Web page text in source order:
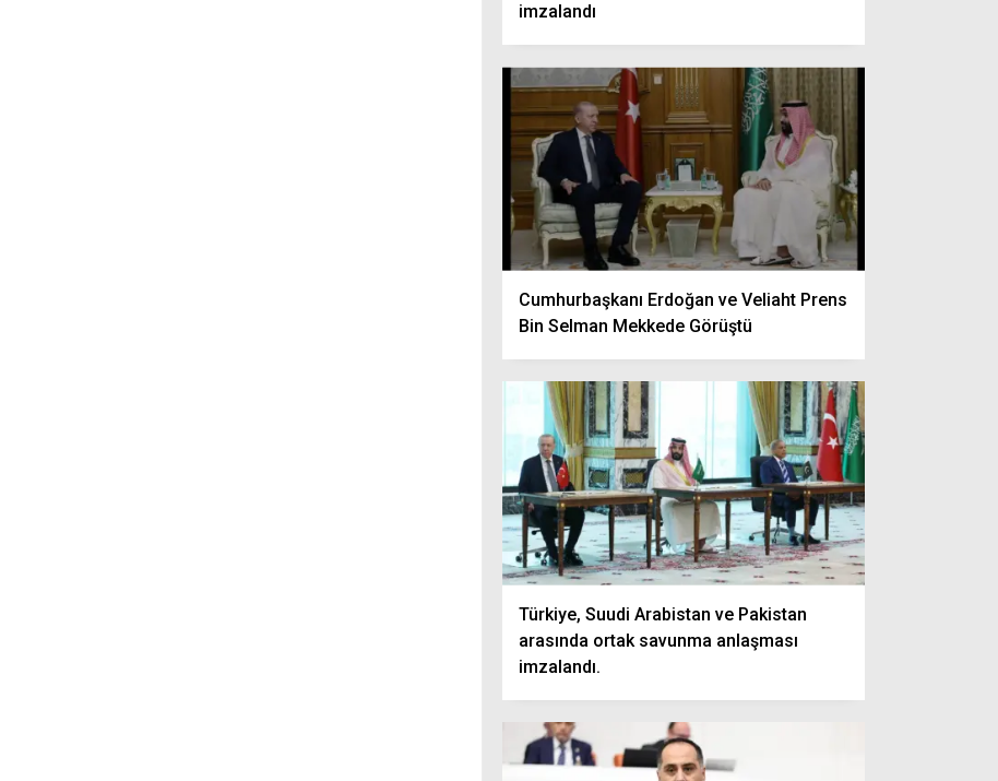
imzalandı
Cumhurbaşkanı Erdoğan ve Veliaht Prens
Bin Selman Mekkede Görüştü
Türkiye, Suudi Arabistan ve Pakistan
arasında ortak savunma anlaşması
imzalandı.